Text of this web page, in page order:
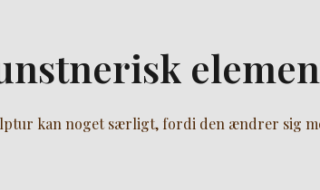
kan noget særligt, fordi den ændrer sig